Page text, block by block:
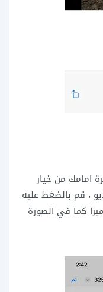
امامك من خيار
، قم بالضغط عليه
كما في الصورة